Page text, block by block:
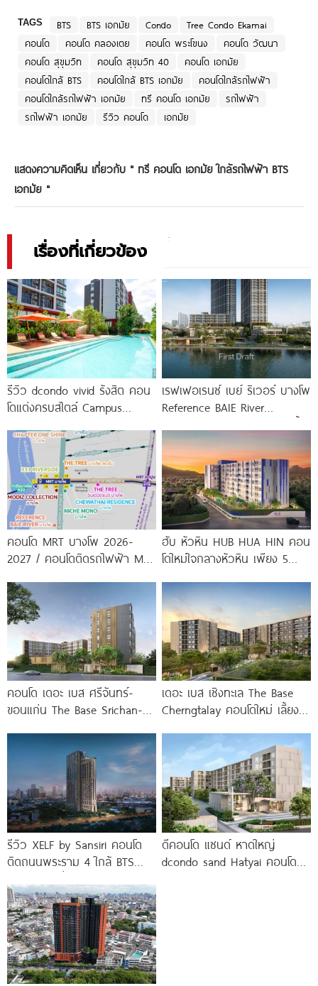
TAGS BTS BTS เอกมัย Condo
Tree Condo Ekamai
คอนโด
คอนโด คลองเตย คอนโด พระโขนง
คอนโด วัฒนา
คอนโด สุขุมวิท
คอนโด สุขุมวิท 40
คอนโด เอกมัย
คอนโดใกล้ BTS
คอนโดใกล้ BTS เอกมัย
คอนโดใกล้รถไฟฟ้า
คอนโดใกล้รถไฟฟ้า เอกมัย
ทรี คอนโด เอกมัย
รถไฟฟ้า
รถไฟฟ้า เอกมัย
รีวิว คอนโด เอกมัย
แสดงความคิดเห็น เกี่ยวกับ " ทรี คอนโด เอกมัย ใกล้รถไฟฟ้า BTS
เอกมัย "
เรื่องที่เกี่ยวข้อง
รีวิว dcondo vivid รังสิต คอน
โดแต่งครบสไตล์ Campus
พร้อมรับ-ส่ง
เรฟเฟอเรนซ์ เบย์ ริเวอร์ บางโพ
Reference BAIE River
จาก
คอนโด MRT บางโพ 2026-
2027 / คอนโดติดรถไฟฟ้า MRT
ฮับ หัวหิน HUB HUA HIN คอน
โดใหม่ใจกลางหัวหิน เพียง 5
คอนโด เดอะ เบส ศรีจันทร์-
ขอนแก่น The Base Srichan-
ขอนแก่น
เดอะ เบส เชิงทะเล The Base
Cherngtalay คอนโดใหม่ เลี้ยง
รีวิว XELF by Sansiri คอนโด
ติดถนนพระราม 4 ใกล้ BTS
ดีคอนโด แซนด์ หาดใหญ่
dcondo sand Hatyai คอนโด